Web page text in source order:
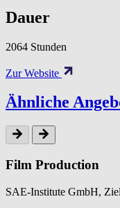
Dauer
2064 Stunden
Zur Website
Ähnliche
Film Production
SAE-Institute GmbH,